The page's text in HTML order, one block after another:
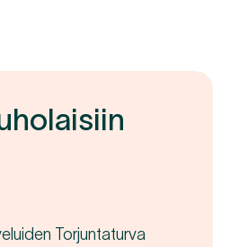
Torjuntaturva